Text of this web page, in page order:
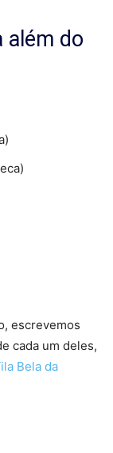
além do
escrevemos
cada um deles,
Bela da